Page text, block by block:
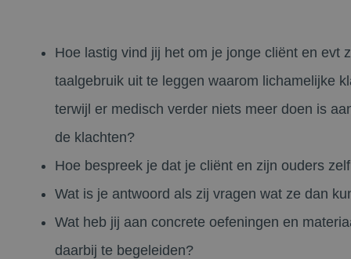
Hoe lastig vind jij het om je jonge cliënt en evt
taalgebruik uit te leggen waarom lichamelijke
terwijl er medisch verder niets meer doen is
de klachten?
Hoe bespreek je dat je cliënt en zijn ouders
Wat is je antwoord als zij vragen wat ze dan
Wat heb jij aan concrete oefeningen en
daarbij te begeleiden?